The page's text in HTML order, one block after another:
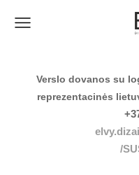
Verslo dovanos su
reprezentacinės
/